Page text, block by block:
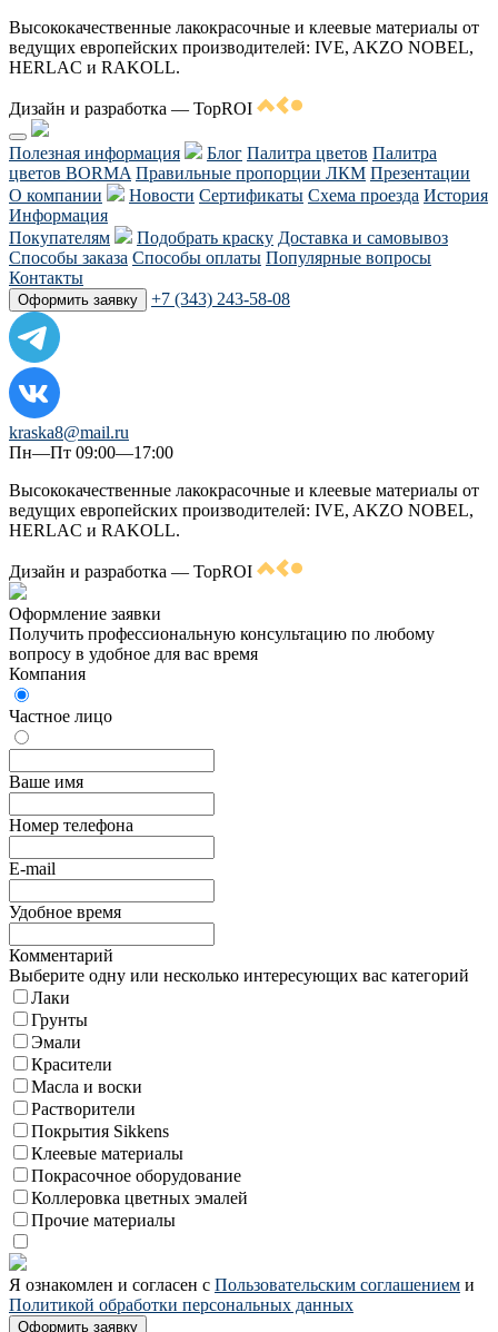
Высококачественные лакокрасочные и клеевые материалы от
ведущих европейских производителей: IVE, AKZO NOBEL,
HERLAC и RAKOLL.
Дизайн и разработка — TopROI
Полезная информация Блог Палитра цветов Палитра
цветов BORMA Правильные пропорции ЛКМ Презентации
О компании
Новости Сертификаты Схема проезда История
Информация
Покупателям
Подобрать краску Доставка и самовывоз
Способы заказа Способы оплаты Популярные вопросы
Контакты
Оформить заявку +7 (343) 243-58-08
kraska8@mail.ru
Пн—Пт 09:00—17:00
Высококачественные лакокрасочные и клеевые материалы от
ведущих европейских производителей: IVE, AKZO NOBEL,
HERLAC и RAKOLL.
Дизайн и разработка — TopROI
Оформление заявки
Получить профессиональную консультацию по любому
вопросу в удобное для вас время
Компания
Частное лицо
Ваше имя
Номер телефона
E-mail
Удобное время
Комментарий
Выберите одну или несколько интересующих вас категорий
Лаки
Грунты
Эмали
Красители
Масла и воски
Растворители
Покрытия Sikkens
Клеевые материалы
Покрасочное оборудование
Коллеровка цветных эмалей
Прочие материалы
Я ознакомлен и согласен с Пользовательским соглашением и
Политикой обработки персональных данных